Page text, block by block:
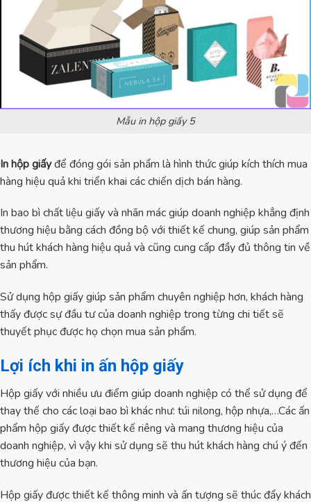
Mẫu in hộp giấy 5
In hộp giấyđể đóng gói sản phẩm là hình thức giúp kích thích mua
hàng hiệu quả khi triển khai các chiến dịch bán hàng.
In bao bì chất liệu giấy và nhãn mác giúp doanh nghiệp khẳng định
thương hiệu bằng cách đồng bộ với thiết kế chung, giúp sản phẩm
thu hút khách hàng hiệu quả và cũng cung cấp đầy đủ thông tin về
sản phẩm.
Sử dụng hộp giấy giúp sản phẩm chuyên nghiệp hơn, khách hàng
thấy được sự đầu tư của doanh nghiệp trong từng chi tiết sẽ
thuyết phục được họ chọn mua sản phẩm.
Lợi ích khi in ấn hộp giấy
Hộp giấy với nhiều ưu điểm giúp doanh nghiệp có thể sử dụng để
thay thế cho các loại bao bì khác như: túi nilong, hộp nhựa,…Các ấn
phẩm hộp giấy được thiết kế riêng và mang thương hiệu của
doanh nghiệp, vì vậy khi sử dụng sẽ thu hút khách hàng chú ý đến
thương hiệu của bạn.
Hộp giấy được thiết kế thông minh và ấn tượng sẽ thúc đẩy khách